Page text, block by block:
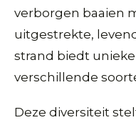
verborgen baaien
uitgestrekte,
strand biedt
verschillende
Deze diversiteit